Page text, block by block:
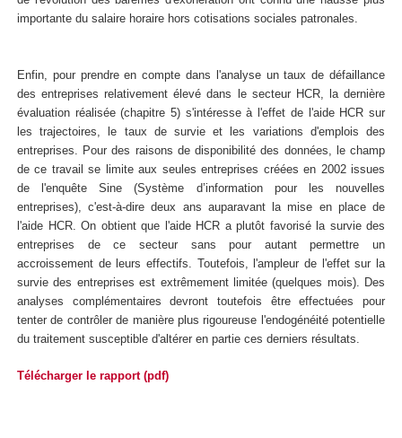
importante du salaire horaire hors cotisations sociales patronales.
Enfin, pour prendre en compte dans l'analyse un taux de défaillance
des entreprises relativement élevé dans le secteur HCR, la dernière
évaluation réalisée (chapitre 5) s'intéresse à l'effet de l'aide HCR sur
les trajectoires, le taux de survie et les variations d'emplois des
entreprises. Pour des raisons de disponibilité des données, le champ
de ce travail se limite aux seules entreprises créées en 2002 issues
de l'enquête Sine (Système d’information pour les nouvelles
entreprises), c'est-à-dire deux ans auparavant la mise en place de
l'aide HCR. On obtient que l'aide HCR a plutôt favorisé la survie des
entreprises de ce secteur sans pour autant permettre un
accroissement de leurs effectifs. Toutefois, l'ampleur de l'effet sur la
survie des entreprises est extrêmement limitée (quelques mois). Des
analyses complémentaires devront toutefois être effectuées pour
tenter de contrôler de manière plus rigoureuse l'endogénéité potentielle
du traitement susceptible d'altérer en partie ces derniers résultats.
Télécharger le rapport (pdf)